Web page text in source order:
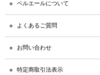
ベルエールについて
よくあるご質問
お問い合わせ
特定商取引法表示